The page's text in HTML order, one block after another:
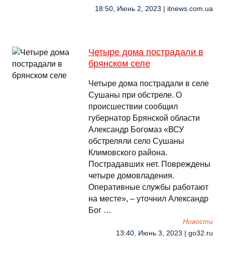
18:50, Июнь 2, 2023 | itnews.com.ua
Четыре дома пострадали в
брянском селе
Четыре дома пострадали в селе
Сушаны при обстреле. О
происшествии сообщил
губернатор Брянской области
Александр Богомаз «ВСУ
обстреляли село Сушаны
Климовского района.
Пострадавших нет. Повреждены
четыре домовладения.
Оперативные службы работают
на месте», – уточнил Александр
Бог …
Новости
13:40, Июнь 3, 2023 | go32.ru